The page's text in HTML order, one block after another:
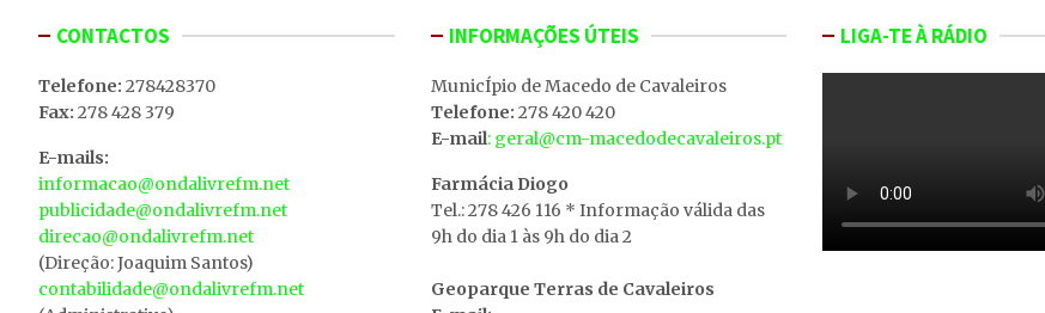
CONTACTOS
Telefone: 278428370
Fax: 278 428 379
E-mails:
informacao@ondalivrefm.net
publicidade@ondalivrefm.net
direcao@ondalivrefm.net
(Direção: Joaquim Santos)
contabilidade@ondalivrefm.net
INFORMAÇÕES ÚTEIS
MunicÍpio de Macedo de Cavaleiros
Telefone: 278 420 420
E-mail: geral@cm-macedodecavaleiros.pt
Farmácia Diogo
Tel.: 278 426 116 * Informação válida das
9h do dia 1 às 9h do dia 2
Geoparque Terras de Cavaleiros
LIGA-TE À RÁDIO